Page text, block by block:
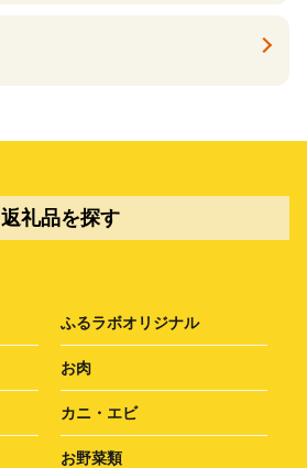
返礼品を探す
ふるラボオリジナル
お肉
カニ・エビ
お野菜類